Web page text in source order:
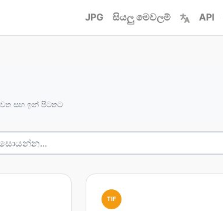
JPG සියලු මෙවලම් API
සහ ඉන් පිටතට
TIF